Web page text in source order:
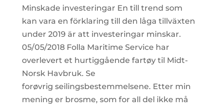
Minskade investeringar En till trend som
kan vara en förklaring till den låga tillväxten
under 2019 är att investeringar minskar.
05/05/2018 Folla Maritime Service har
overlevert et hurtiggående fartøy til Midt-
Norsk Havbruk. Se
forøvrig seilingsbestemmelsene. Etter min
mening er brosme, som for all del ikke må